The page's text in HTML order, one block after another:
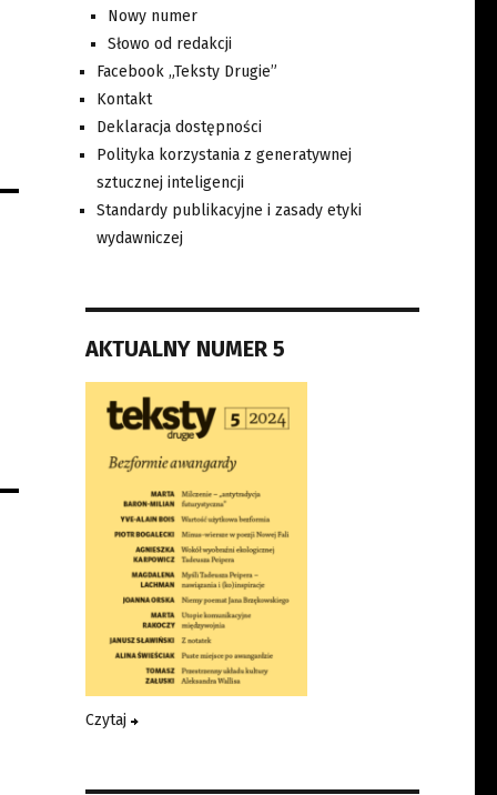
Nowy numer
Słowo od redakcji
Facebook „Teksty Drugie”
Kontakt
Deklaracja dostępności
Polityka korzystania z generatywnej
sztucznej inteligencji
Standardy publikacyjne i zasady etyki
wydawniczej
AKTUALNY NUMER 5
Czytaj